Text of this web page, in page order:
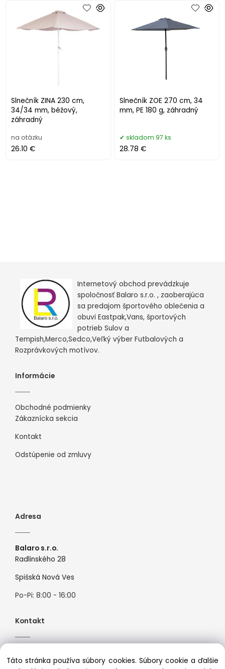
Slnečník ZINA 230 cm,
34/34 mm, béžový,
záhradný
na otázku
26.10 €
Slnečník ZOE 270 cm, 34
mm, PE 180 g, záhradný
skladom 97 ks
28.78 €
Internetový obchod prevádzkuje
spoločnosť Balaro s.r.o. , zaoberajúca
sa predajom športového oblečenia a
obuvi Eastpak,Vans, športových
potrieb Sulov a
Tempish,Merco,Sedco,Veľký výber Futbalových a
Rozprávkových motívov.
Informácie
Obchodné podmienky
Zákaznícka sekcia
Kontakt
Odstúpenie od zmluvy
Adresa
Balaro s.r.o.
Radlinského 28
Spišská Nová Ves
Po-Pi: 8:00 - 16:00
Kontakt
Táto stránka používa súbory cookies. Súbory cookie a ďalšie